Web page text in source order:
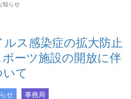
知らせ
ス感染症の拡大防止
ーツ施設の開放に伴
て
せ 事務局